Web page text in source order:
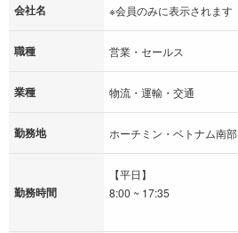
会社名 ※会員のみに表示されます
職種 営業・セールス
業種 物流・運輸・交通
勤務地 ホーチミン・ベトナム南部
勤務時間
【平日】
8:00 ~ 17:35